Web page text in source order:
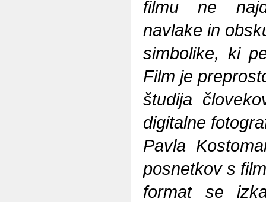
filmu ne
navlake in
simbolike, ki
Film je
študija
digitalne
Pavla
posnetkov s
format se